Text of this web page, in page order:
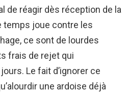
de réagir dès réception de la
temps joue contre les
ce sont de lourdes
frais de rejet qui
Le fait d’ignorer ce
une ardoise déjà